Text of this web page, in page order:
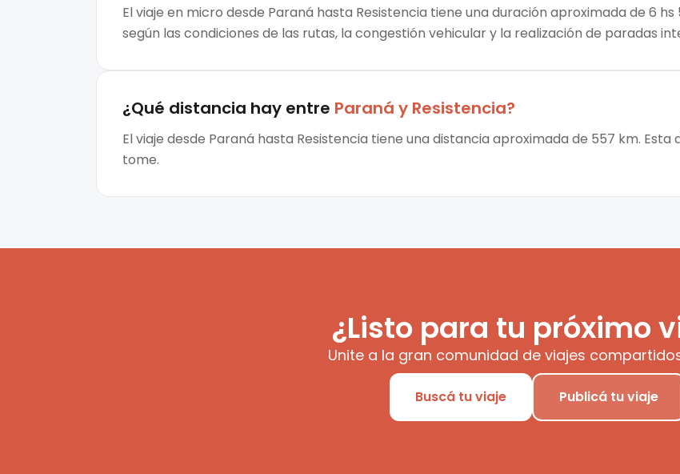
El viaje en micro desde Paraná hasta Resistencia tiene una duración aproximada de 6
según las condiciones de las rutas, la congestión vehicular y la realización de paradas
¿Qué distancia hay entre Paraná y Resistencia?
El viaje desde Paraná hasta Resistencia tiene una distancia aproximada de 557 km.
tome.
¿Listo para tu próximo
Unite a la gran comunidad de viajes
Buscá tu viaje Publicá tu viaje